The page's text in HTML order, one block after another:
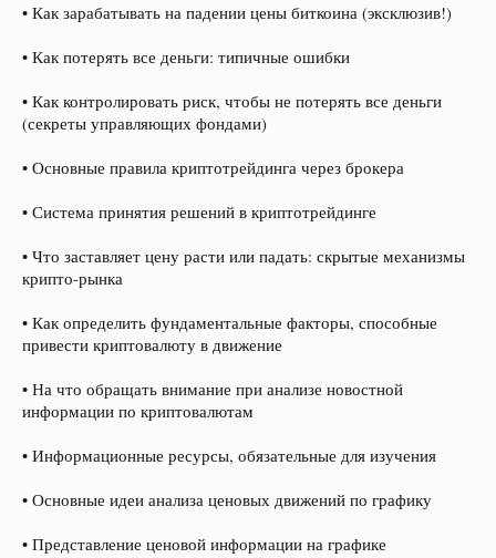
• Как зарабатывать на падении цены биткоина (эксклюзив!)
• Как потерять все деньги: типичные ошибки
• Как контролировать риск, чтобы не потерять все деньги
(секреты управляющих фондами)
• Основные правила криптотрейдинга через брокера
• Система принятия решений в криптотрейдинге
• Что заставляет цену расти или падать: скрытые механизмы
крипто-рынка
• Как определить фундаментальные факторы, способные
привести криптовалюту в движение
• На что обращать внимание при анализе новостной
информации по криптовалютам
• Информационные ресурсы, обязательные для изучения
• Основные идеи анализа ценовых движений по графику
• Представление ценовой информации на графике